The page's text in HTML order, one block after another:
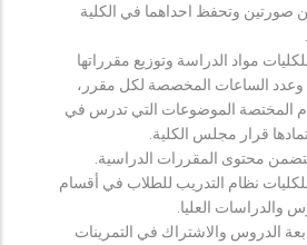
صورتين وتحفظ احداهما في الكلية
مواد الدراسة وتوزيع مقرراتها
الساعات المخصصة لكل مقرر،
المختصة الموضوعات التي تدرس في
قرار مجلس الكلية.
محتوى المقررات الدراسية.
للكليات نظام التدريب للطلاب في أقسام
والدراسات العليا.
الدروس والاشتراك في التمرينات